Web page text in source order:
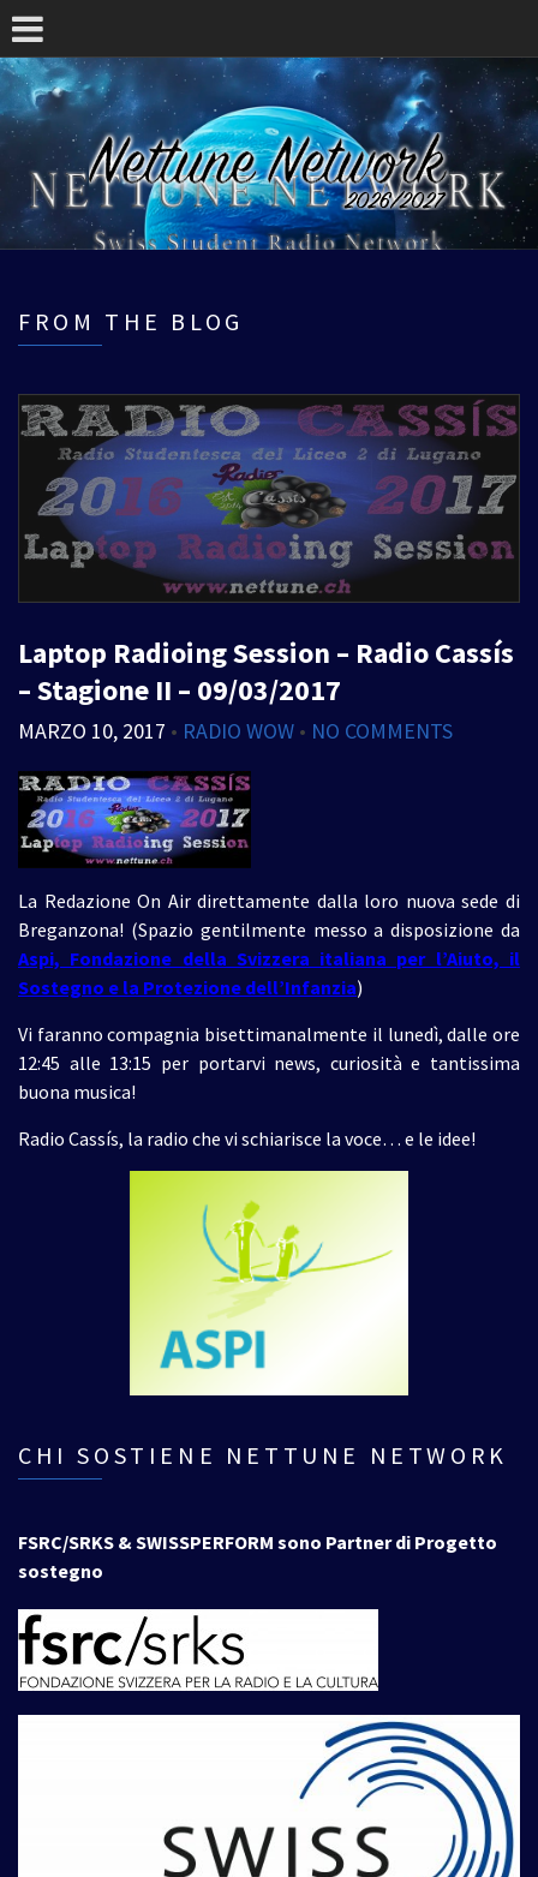
FROM THE BLOG
Laptop Radioing Session – Radio Cassís
– Stagione II – 09/03/2017
MARZO 10, 2017 • RADIO WOW • NO COMMENTS
La Redazione On Air direttamente dalla loro nuova sede di
Breganzona! (Spazio gentilmente messo a disposizione da
Aspi, Fondazione della Svizzera italiana per l’Aiuto, il
Sostegno e la Protezione dell’Infanzia)
Vi faranno compagnia bisettimanalmente il lunedì, dalle ore
12:45 alle 13:15 per portarvi news, curiosità e tantissima
buona musica!
Radio Cassís, la radio che vi schiarisce la voce… e le idee!
CHI SOSTIENE NETTUNE NETWORK
FSRC/SRKS & SWISSPERFORM sono Partner di Progetto
sostegno